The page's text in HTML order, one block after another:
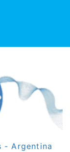
- Argentina